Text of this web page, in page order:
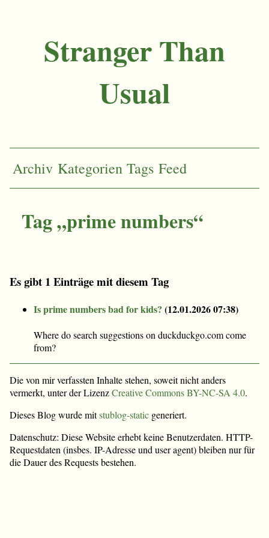
Stranger Than
Usual
Archiv Kategorien Tags Feed
Tag „prime numbers“
Es gibt 1 Einträge mit diesem Tag
Is prime numbers bad for kids? (12.01.2026 07:38)
Where do search suggestions on duckduckgo.com come
from?
Die von mir verfassten Inhalte stehen, soweit nicht anders
vermerkt, unter der LizenzCreative Commons BY-NC-SA 4.0.
Dieses Blog wurde mitstublog-static generiert.
Datenschutz: Diese Website erhebt keine Benutzerdaten. HTTP-
Requestdaten (insbes. IP-Adresse und user agent) bleiben nur für
die Dauer des Requests bestehen.